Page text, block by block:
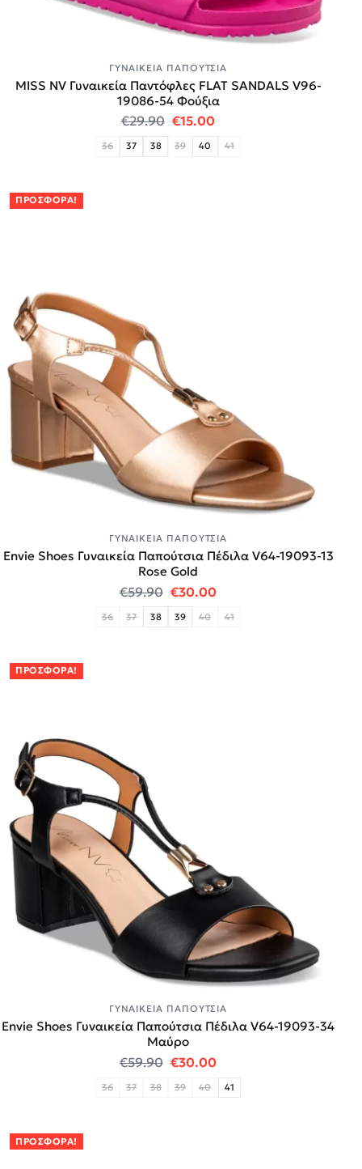
ΓΥΝΑΙΚΕΊΑ ΠΑΠΟΎΤΣΙΑ
MISS NV Γυναικεία Παντόφλες FLAT SANDALS V96-
19086-54 Φούξια
€29.90 Original price was: €29.90.
€15.00Η τρέχουσα τιμή
36 37 38 39 40 41
ΠΡΟΣΦΟΡΆ!
ΓΥΝΑΙΚΕΊΑ ΠΑΠΟΎΤΣΙΑ
Envie Shoes Γυναικεία Παπούτσια Πέδιλα V64-19093-13
Rose Gold
€59.90 Original price was: €59.90.
€30.00Η τρέχουσα τιμή
36 37 38 39 40 41
ΠΡΟΣΦΟΡΆ!
ΓΥΝΑΙΚΕΊΑ ΠΑΠΟΎΤΣΙΑ
Envie Shoes Γυναικεία Παπούτσια Πέδιλα V64-19093-34
Mαύρο
€59.90 Original price was: €59.90.
€30.00Η τρέχουσα τιμή
36 37 38 39 40 41
ΠΡΟΣΦΟΡΆ!